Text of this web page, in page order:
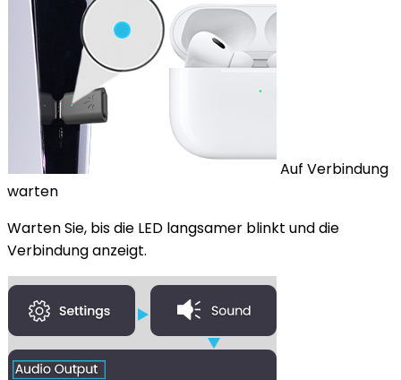
Auf Verbindung
warten
Warten Sie, bis die LED langsamer blinkt und die
Verbindung anzeigt.